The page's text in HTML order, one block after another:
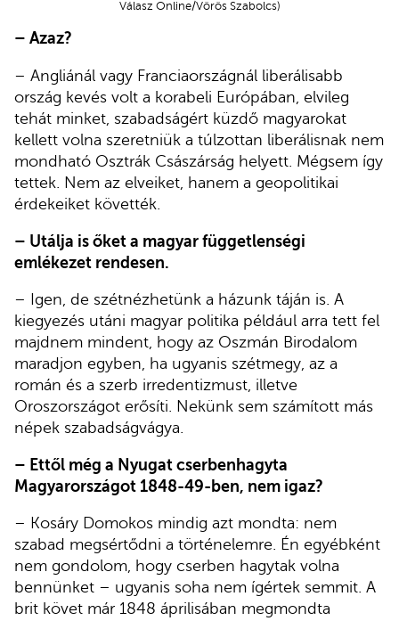
Válasz Online/Vörös Szabolcs)
– Azaz?
– Angliánál vagy Franciaországnál liberálisabb
ország kevés volt a korabeli Európában, elvileg
tehát minket, szabadságért küzdő magyarokat
kellett volna szeretniük a túlzottan liberálisnak nem
mondható Osztrák Császárság helyett. Mégsem így
tettek. Nem az elveiket, hanem a geopolitikai
érdekeiket követték.
– Utálja is őket a magyar függetlenségi
emlékezet rendesen.
– Igen, de szétnézhetünk a házunk táján is. A
kiegyezés utáni magyar politika például arra tett fel
majdnem mindent, hogy az Oszmán Birodalom
maradjon egyben, ha ugyanis szétmegy, az a
román és a szerb irredentizmust, illetve
Oroszországot erősíti. Nekünk sem számított más
népek szabadságvágya.
– Ettől még a Nyugat cserbenhagyta
Magyarországot 1848-49-ben, nem igaz?
– Kosáry Domokos mindig azt mondta: nem
szabad megsértődni a történelemre. Én egyébként
nem gondolom, hogy cserben hagytak volna
bennünket – ugyanis soha nem ígértek semmit. A
brit követ már 1848 áprilisában megmondta